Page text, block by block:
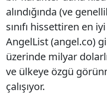
alındığında (ve
sınıfı hissettiren en
AngelList (angel.co)
üzerinde milyar
ve ülkeye özgü
çalışıyor.